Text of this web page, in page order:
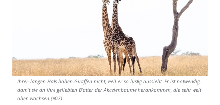
Ihren langen Hals haben Giraffen nicht, weil er so lustig aussieht. Er ist notwendig,
damit sie an ihre geliebten Blätter der Akazienbäume herankommen, die sehr weit
oben wachsen.(#07)